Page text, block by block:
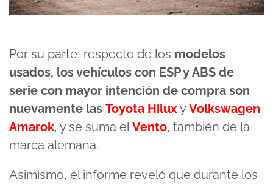
Por su parte, respecto de los modelos
usados, los vehículos con ESP y ABS de
serie con mayor intención de compra son
nuevamente las Toyota HiluxyVolkswagen
Amarok, y se suma elVento, también de la
marca alemana.
Asimismo, el informe reveló que durante los